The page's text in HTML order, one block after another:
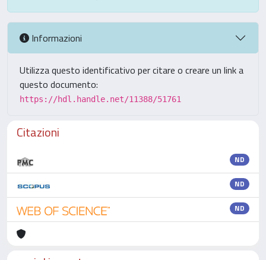
Informazioni
Utilizza questo identificativo per citare o creare un link a
questo documento:
https://hdl.handle.net/11388/51761
Citazioni
ND
ND
ND